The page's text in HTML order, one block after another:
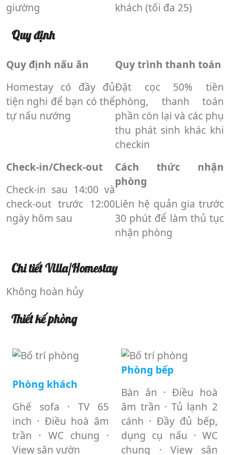
giường
khách (tối đa 25)
Quy định
Quy định nấu ăn
Homestay có đầy đủ
tiện nghi để bạn có thể
tự nấu nướng
Quy trình thanh toán
Đặt cọc 50% tiền
phòng, thanh toán
phần còn lại và các phụ
thu phát sinh khác khi
checkin
Check-in/Check-out
Check-in sau 14:00 và
check-out trước 12:00
ngày hôm sau
Cách thức nhận
phòng
Liên hệ quản gia trước
30 phút để làm thủ tục
nhận phòng
Chi tiết Villa/Homestay
Không hoàn hủy
Thiết kế phòng
Phòng khách
Ghế sofa · TV 65
inch · Điều hoà âm
trần · WC chung ·
View sân vườn
Phòng bếp
Bàn ăn · Điều hoà
âm trần · Tủ lạnh 2
cánh · Đầy đủ bếp,
dụng cụ nấu · WC
chung · View sân